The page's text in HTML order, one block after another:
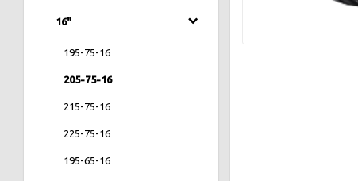
16"
195-75-16
205-75-16
215-75-16
225-75-16
195-65-16